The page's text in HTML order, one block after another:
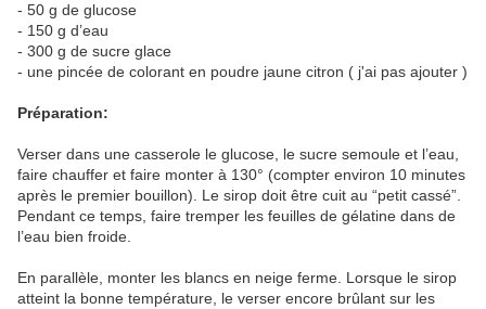
- 50 g de glucose
- 150 g d’eau
- 300 g de sucre glace
- une pincée de colorant en poudre jaune citron ( j'ai pas ajouter )
Préparation:
Verser dans une casserole le glucose, le sucre semoule et l’eau,
faire chauffer et faire monter à 130° (compter environ 10 minutes
après le premier bouillon). Le sirop doit être cuit au “petit cassé”.
Pendant ce temps, faire tremper les feuilles de gélatine dans de
l’eau bien froide.
En parallèle, monter les blancs en neige ferme. Lorsque le sirop
atteint la bonne température, le verser encore brûlant sur les